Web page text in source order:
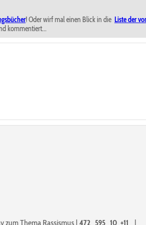
! Oder wirf mal einen Blick in die Liste der
kommentiert...
zum Thema Rassismus | 472 595 10 +11 |